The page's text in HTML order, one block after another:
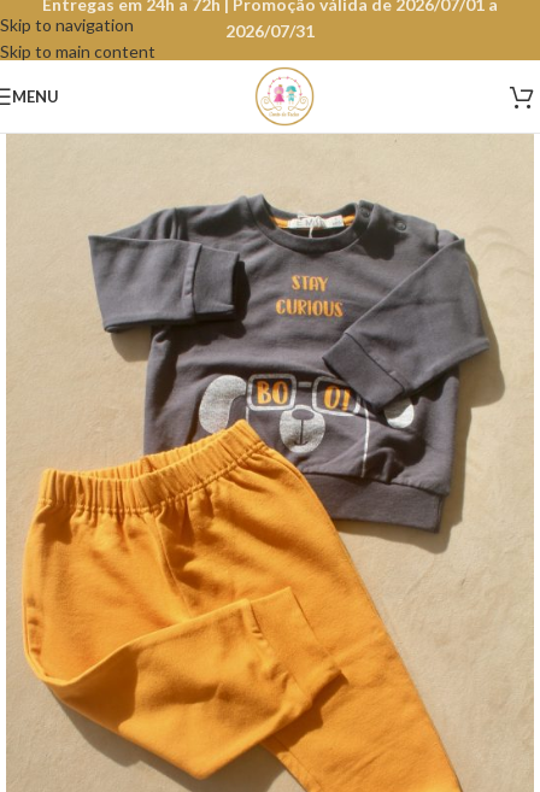
Skip to navigation
Skip to main content
Entregas em 24h a 72h | Promoção válida de 2026/07/01 a
2026/07/31
MENU